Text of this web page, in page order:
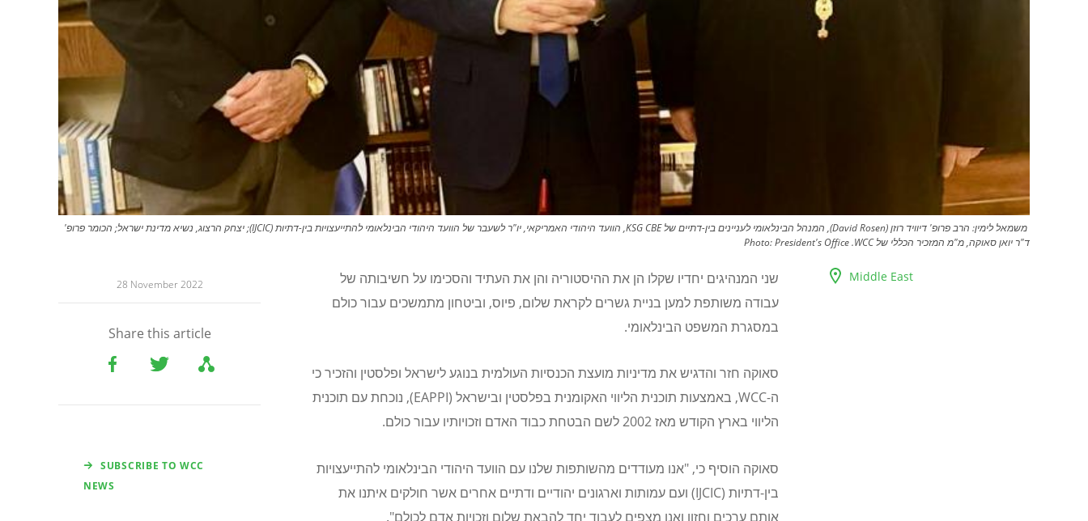
משמאל לימין: הרב פרופ' דיוויד רוזן (David Rosen), המנהל הבינלאומי לעניינים בין-דתיים של KSG CBE, הוועד היהודי האמריקאי, יו"ר לשעבר של הוועד היהודי הבינלאומי להתייעצויות בין-דתיות (IJCIC); יצחק הרצוג, נשיא מדינת ישראל; הכומר פרופ'
ד"ר יואן סאוקה, מ"מ המזכיר הכללי של WCC.
Photo:President's Office
28 November 2022
Share this article
SUBSCRIBE TO WCC
NEWS
Middle East
שני המנהיגים יחדיו שקלו הן את ההיסטוריה והן את העתיד והסכימו על חשיבותה של
עבודה משותפת למען בניית גשרים לקראת שלום, פיוס, וביטחון מתמשכים עבור כולם
במסגרת המשפט הבינלאומי.
סאוקה חזר והדגיש את מדיניות מועצת הכנסיות העולמית בנוגע לישראל ופלסטין והזכיר כי
ה-WCC, באמצעות תוכנית הליווי האקומנית בפלסטין ובישראל (EAPPI), נוכחת עם תוכנית
הליווי בארץ הקודש מאז 2002 לשם הבטחת כבוד האדם וזכויותיו עבור כולם.
סאוקה הוסיף כי, "אנו מעודדים מהשותפות שלנו עם הוועד היהודי הבינלאומי להתייעצויות
בין-דתיות (IJCIC) ועם עמותות וארגונים יהודיים ודתיים אחרים אשר חולקים איתנו את
אותם ערכים וחזון ואנו מצפים לעבוד יחד להבאת שלום וזכויות אדם לכולם".